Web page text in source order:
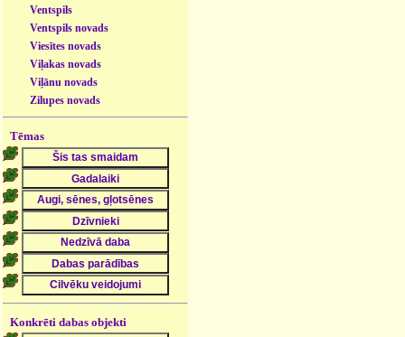
Ventspils
Ventspils novads
Viesītes novads
Viļakas novads
Viļānu novads
Zilupes novads
Tēmas
Konkrēti dabas objekti